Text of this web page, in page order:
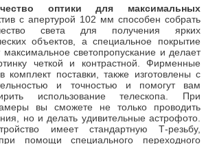
оптики для максимальных
с апертурой 102 мм способен собрать
света для получения ярких
объектов, а специальное покрытие
максимальное светопропускание и делает
четкой и контрастной. Фирменные
поставки, также изготовлены с
и точностью и помогут вам
использование телескопа. При
вы сможете не только проводить
но и делать удивительные астрофото.
имеет стандартную Т-резьбу,
помощи специального переходного